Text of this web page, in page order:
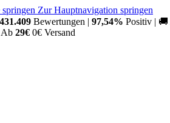
Zur Hauptnavigation springen
431.409 Bewertungen | 97,54% Positiv | 🚚
Ab 29€ 0€ Versand